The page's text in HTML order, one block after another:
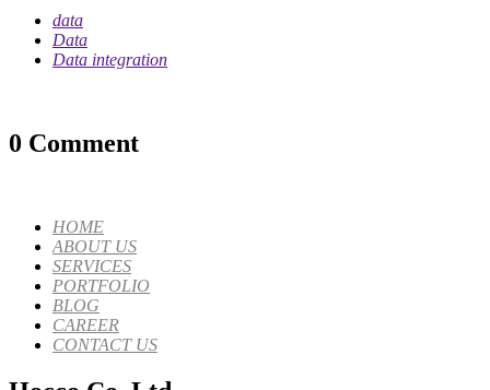
data
Data
Data integration
0 Comment
HOME
ABOUT US
SERVICES
PORTFOLIO
BLOG
CAREER
CONTACT US